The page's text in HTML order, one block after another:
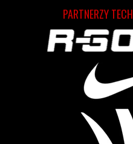
PARTNERZY